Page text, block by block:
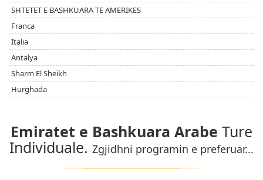
SHTETET E BASHKUARA TE AMERIKES
Franca
Italia
Antalya
Sharm El Sheikh
Hurghada
Emiratet e Bashkuara Arabe Ture
Individuale. Zgjidhni programin e preferuar...